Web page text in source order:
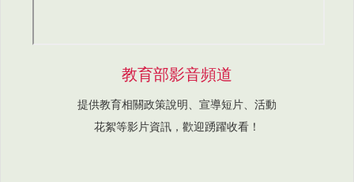
教育部影音頻道
提供教育相關政策說明、宣導短片、活動
花絮等影片資訊，歡迎踴躍收看！